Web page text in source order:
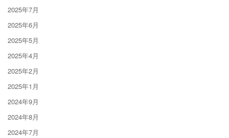
2025年7月
2025年6月
2025年5月
2025年4月
2025年2月
2025年1月
2024年9月
2024年8月
2024年7月